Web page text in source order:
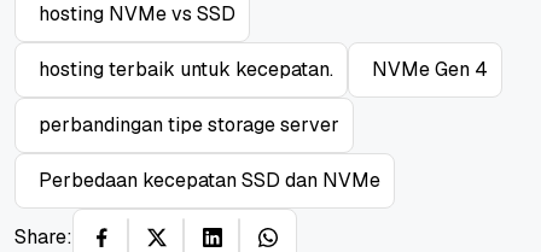
hosting NVMe vs SSD
hosting terbaik untuk kecepatan. NVMe Gen 4
perbandingan tipe storage server
Perbedaan kecepatan SSD dan NVMe
Share: